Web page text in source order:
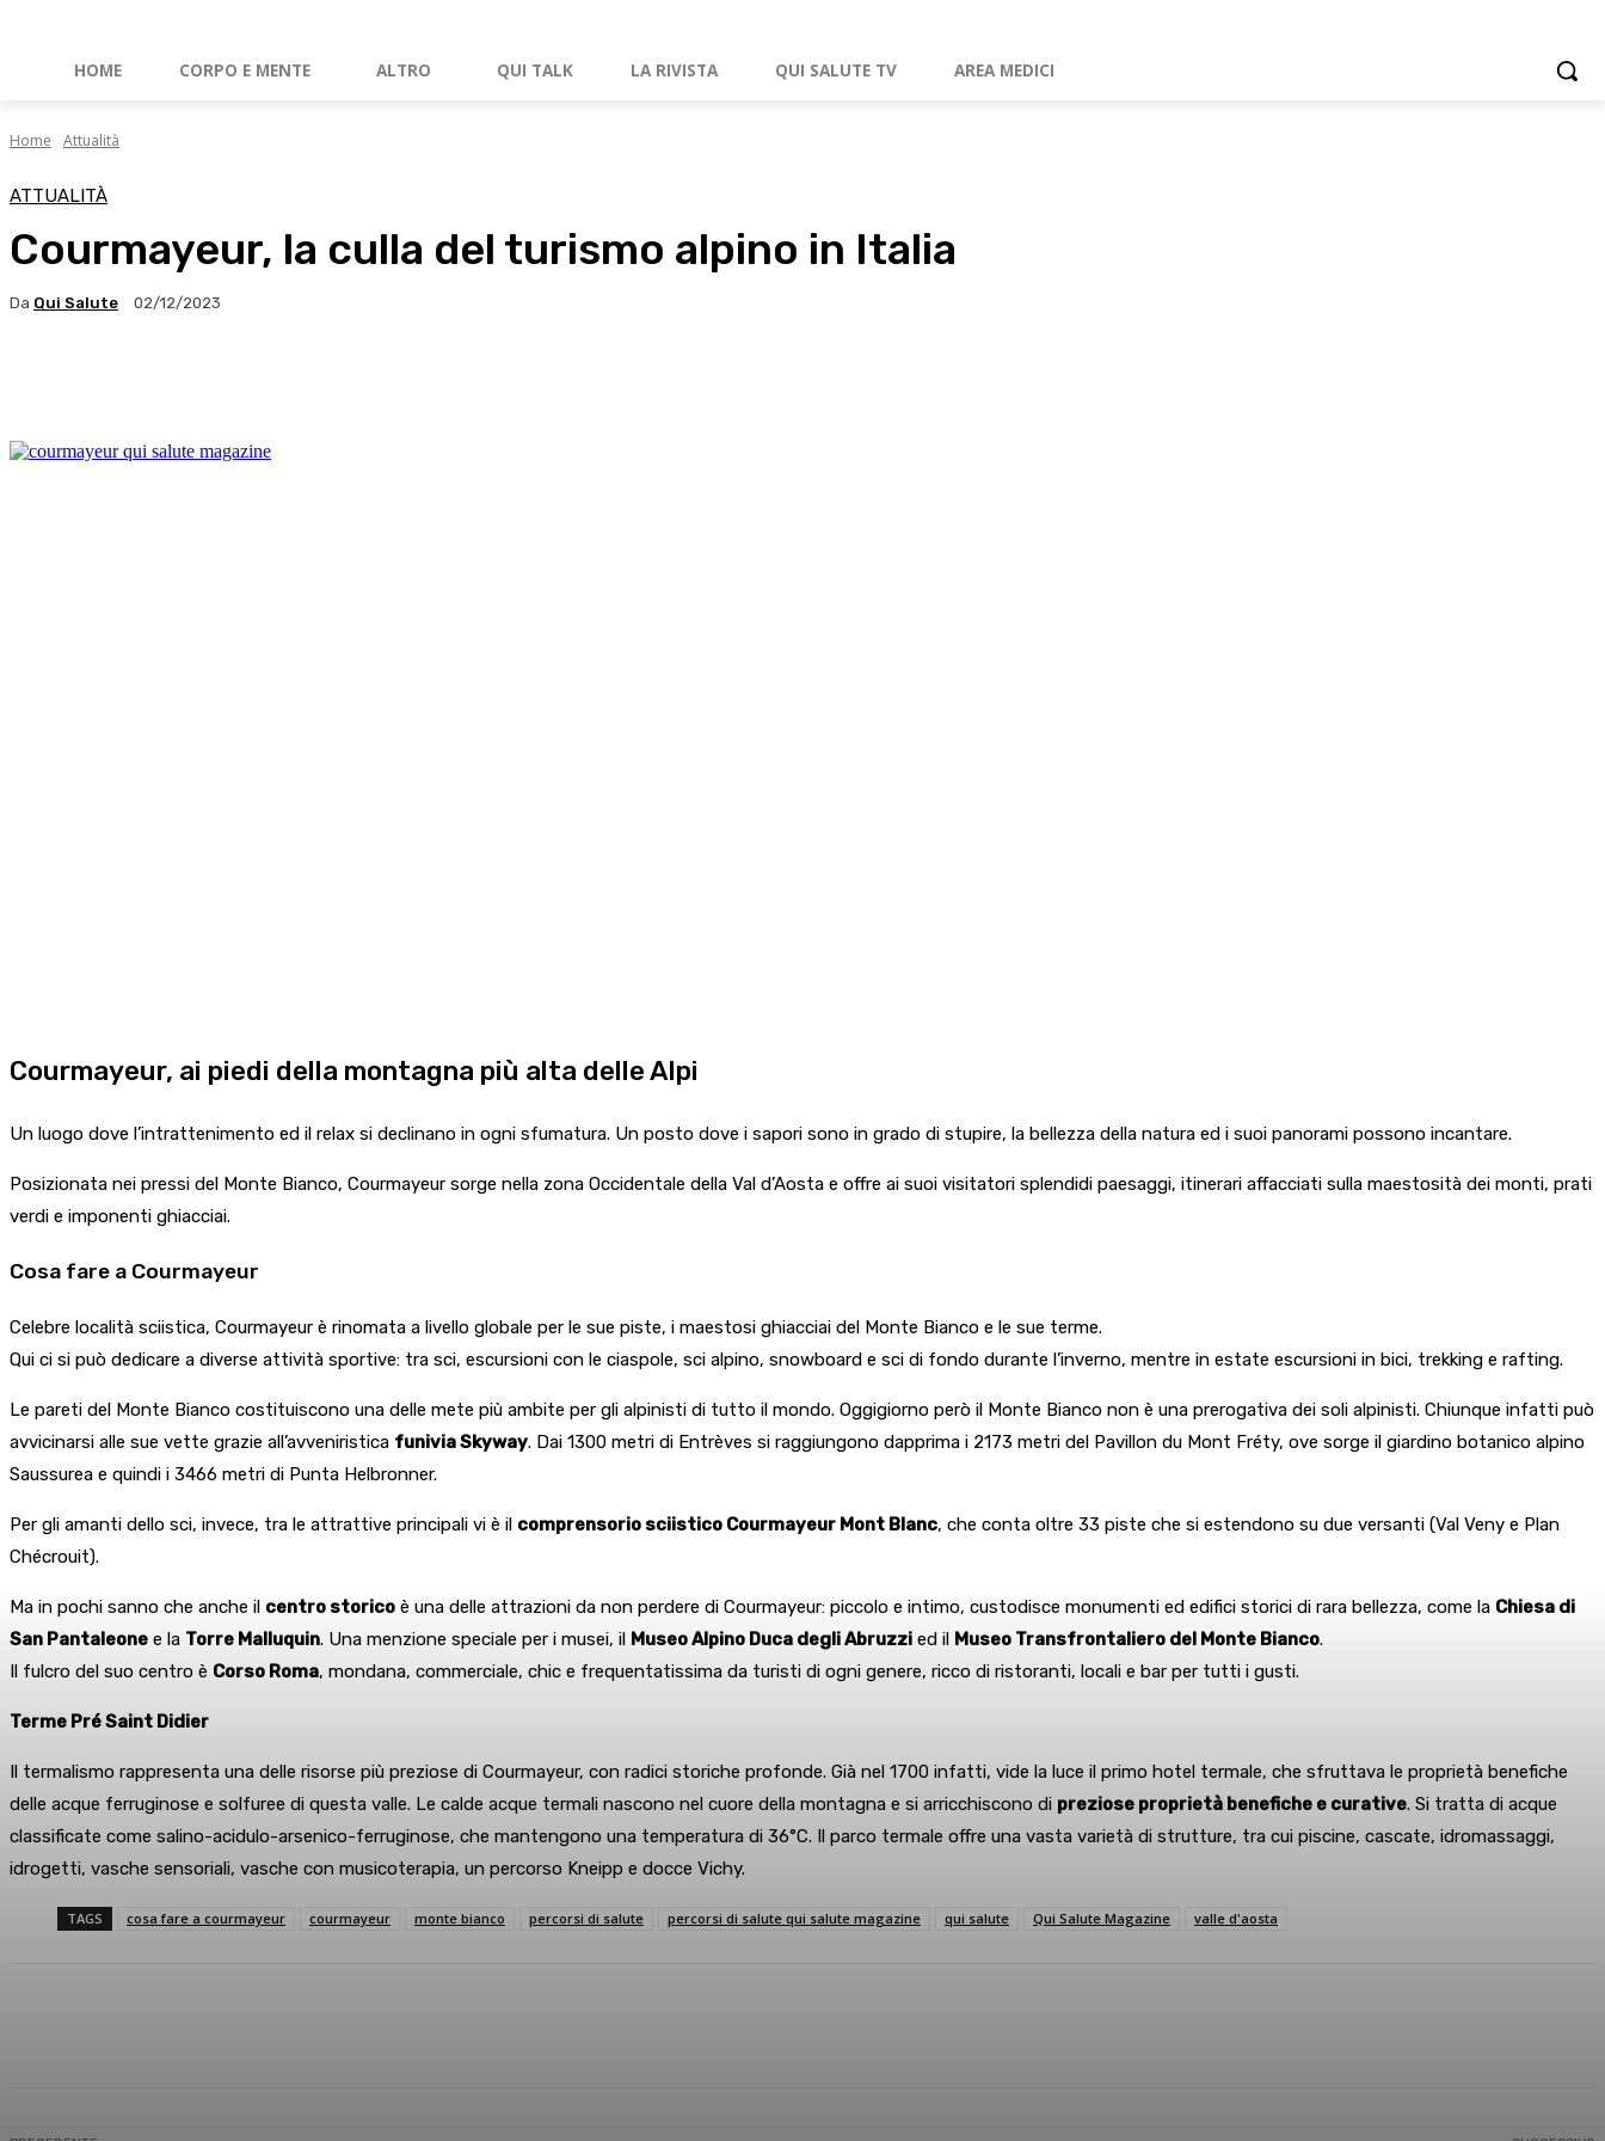
HOME CORPO E MENTE ALTRO QUI TALK LA RIVISTA QUI SALUTE TV AREA MEDICI
Home Attualità
ATTUALITÀ
Courmayeur, la culla del turismo alpino in Italia
Da Qui Salute 02/12/2023
Courmayeur, ai piedi della montagna più alta delle Alpi
Un luogo dove l’intrattenimento ed il relax si declinano in ogni sfumatura. Un posto dove i sapori sono in grado di stupire, la bellezza della natura ed i suoi panorami possono incantare.
Posizionata nei pressi del Monte Bianco, Courmayeur sorge nella zona Occidentale della Val d’Aosta e offre ai suoi visitatori splendidi paesaggi, itinerari affacciati sulla maestosità dei monti, prati
verdi e imponenti ghiacciai.
Cosa fare a Courmayeur
Celebre località sciistica, Courmayeur è rinomata a livello globale per le sue piste, i maestosi ghiacciai del Monte Bianco e le sue terme.
Qui ci si può dedicare a diverse attività sportive: tra sci, escursioni con le ciaspole, sci alpino, snowboard e sci di fondo durante l’inverno, mentre in estate escursioni in bici, trekking e rafting.
Le pareti del Monte Bianco costituiscono una delle mete più ambite per gli alpinisti di tutto il mondo. Oggigiorno però il Monte Bianco non è una prerogativa dei soli alpinisti. Chiunque infatti può
avvicinarsi alle sue vette grazie all’avveniristica funivia Skyway. Dai 1300 metri di Entrèves si raggiungono dapprima i 2173 metri del Pavillon du Mont Fréty, ove sorge il giardino botanico alpino
Saussurea e quindi i 3466 metri di Punta Helbronner.
Per gli amanti dello sci, invece, tra le attrattive principali vi è il comprensorio sciistico Courmayeur Mont Blanc, che conta oltre 33 piste che si estendono su due versanti (Val Veny e Plan
Chécrouit).
Ma in pochi sanno che anche il centro storico è una delle attrazioni da non perdere di Courmayeur: piccolo e intimo, custodisce monumenti ed edifici storici di rara bellezza, come la Chiesa di
San Pantaleone e la Torre Malluquin. Una menzione speciale per i musei, il Museo Alpino Duca degli Abruzzi ed il Museo Transfrontaliero del Monte Bianco.
Il fulcro del suo centro è Corso Roma, mondana, commerciale, chic e frequentatissima da turisti di ogni genere, ricco di ristoranti, locali e bar per tutti i gusti.
Terme Pré Saint Didier
Il termalismo rappresenta una delle risorse più preziose di Courmayeur, con radici storiche profonde. Già nel 1700 infatti, vide la luce il primo hotel termale, che sfruttava le proprietà benefiche
delle acque ferruginose e solfuree di questa valle. Le calde acque termali nascono nel cuore della montagna e si arricchiscono di preziose proprietà benefiche e curative. Si tratta di acque
classificate come salino-acidulo-arsenico-ferruginose, che mantengono una temperatura di 36°C. Il parco termale offre una vasta varietà di strutture, tra cui piscine, cascate, idromassaggi,
idrogetti, vasche sensoriali, vasche con musicoterapia, un percorso Kneipp e docce Vichy.
TAGS cosa fare a courmayeur courmayeur monte bianco percorsi di salute percorsi di salute qui salute magazine qui salute Qui Salute Magazine valle d'aosta